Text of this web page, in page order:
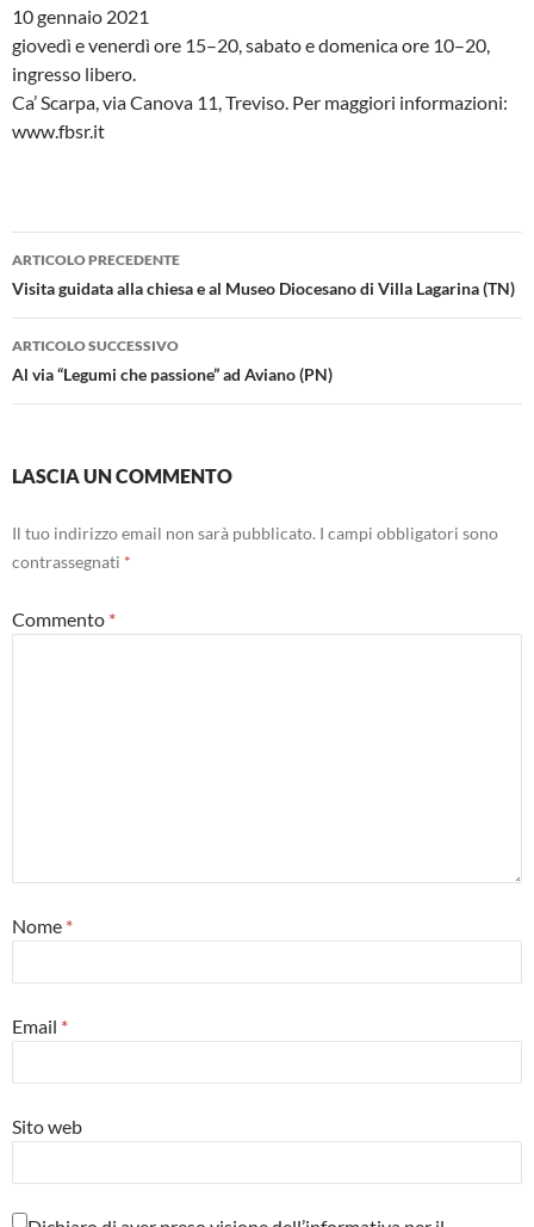
10 gennaio 2021
giovedì e venerdì ore 15–20, sabato e domenica ore 10–20,
ingresso libero.
Ca’ Scarpa, via Canova 11, Treviso. Per maggiori informazioni:
www.fbsr.it
Navigazione
articolo
ARTICOLO PRECEDENTE
Visita guidata alla chiesa e al Museo Diocesano di Villa Lagarina (TN)
ARTICOLO SUCCESSIVO
Al via “Legumi che passione” ad Aviano (PN)
LASCIA UN COMMENTO
Il tuo indirizzo email non sarà pubblicato. I campi obbligatori sono
contrassegnati *
Commento *
Nome *
Email *
Sito web